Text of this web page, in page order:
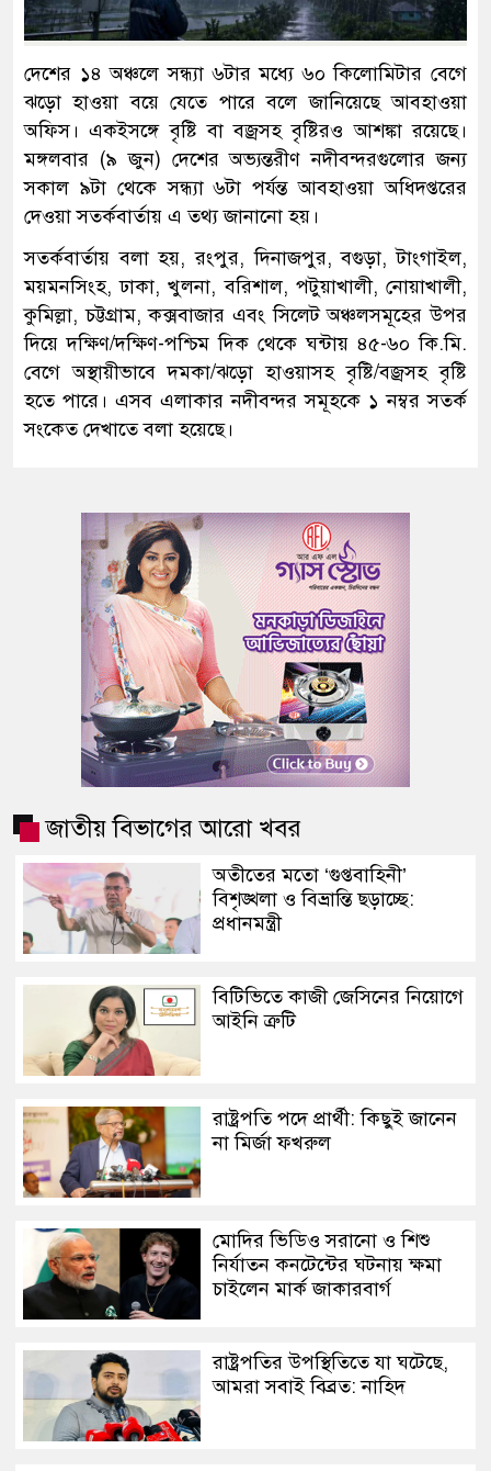
দেশের ১৪ অঞ্চলে সন্ধ্যা ৬টার মধ্যে ৬০ কিলোমিটার বেগে
ঝড়ো হাওয়া বয়ে যেতে পারে বলে জানিয়েছে আবহাওয়া
অফিস। একইসঙ্গে বৃষ্টি বা বজ্রসহ বৃষ্টিরও আশঙ্কা রয়েছে।
মঙ্গলবার (৯ জুন) দেশের অভ্যন্তরীণ নদীবন্দরগুলোর জন্য
সকাল ৯টা থেকে সন্ধ্যা ৬টা পর্যন্ত আবহাওয়া অধিদপ্তরের
দেওয়া সতর্কবার্তায় এ তথ্য জানানো হয়।
সতর্কবার্তায় বলা হয়, রংপুর, দিনাজপুর, বগুড়া, টাংগাইল,
ময়মনসিংহ, ঢাকা, খুলনা, বরিশাল, পটুয়াখালী, নোয়াখালী,
কুমিল্লা, চট্টগ্রাম, কক্সবাজার এবং সিলেট অঞ্চলসমূহের উপর
দিয়ে দক্ষিণ/দক্ষিণ-পশ্চিম দিক থেকে ঘন্টায় ৪৫-৬০ কি.মি.
বেগে অস্থায়ীভাবে দমকা/ঝড়ো হাওয়াসহ বৃষ্টি/বজ্রসহ বৃষ্টি
হতে পারে। এসব এলাকার নদীবন্দর সমূহকে ১ নম্বর সতর্ক
সংকেত দেখাতে বলা হয়েছে।
জাতীয় বিভাগের আরো খবর
অতীতের মতো ‘গুপ্তবাহিনী’
বিশৃঙ্খলা ও বিভ্রান্তি ছড়াচ্ছে:
প্রধানমন্ত্রী
বিটিভিতে কাজী জেসিনের নিয়োগে
আইনি ত্রুটি
রাষ্ট্রপতি পদে প্রার্থী: কিছুই জানেন
না মির্জা ফখরুল
মোদির ভিডিও সরানো ও শিশু
নির্যাতন কনটেন্টের ঘটনায় ক্ষমা
চাইলেন মার্ক জাকারবার্গ
রাষ্ট্রপতির উপস্থিতিতে যা ঘটেছে,
আমরা সবাই বিব্রত: নাহিদ